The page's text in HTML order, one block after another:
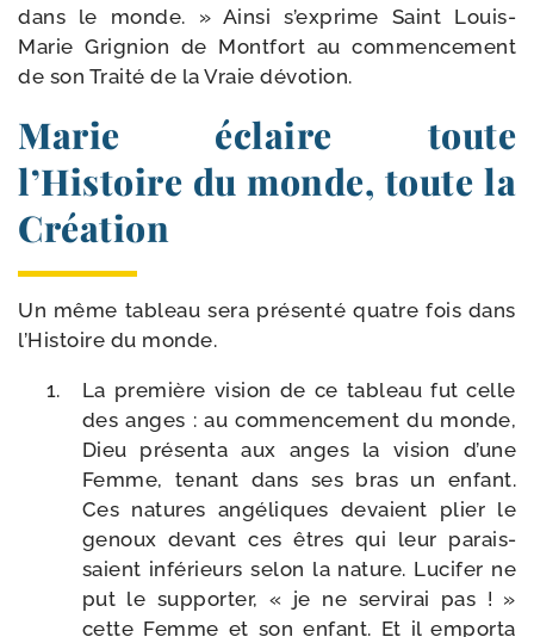
dans le monde. » Ainsi s’exprime Saint Louis-​
Marie Grignion de Montfort au com­men­ce­ment
de son Traité de la Vraie dévotion.
Marie éclaire toute
l’Histoire du monde, toute la
Création
Un même tableau sera pré­sen­té quatre fois dans
l’Histoire du monde.
La pre­mière vision de ce tableau fut celle
des anges : au com­men­ce­ment du monde,
Dieu pré­sen­ta aux anges la vision d’une
Femme, tenant dans ses bras un enfant.
Ces natures angé­liques devaient plier le
genoux devant ces êtres qui leur parais­
saient infé­rieurs selon la nature. Lucifer ne
put le sup­por­ter, « je ne ser­vi­rai pas ! »
cette Femme et son enfant. Et il empor­ta